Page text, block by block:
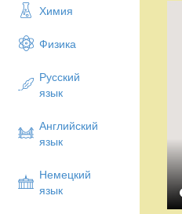
Химия
Физика
Русский
язык
Английский
язык
Немецкий
язык